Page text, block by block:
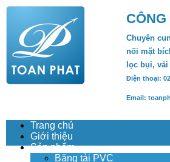
Chuyên
nối mặt
lọc bụi,
Điện thoại:
Email:
Trang chủ
Giới thiệu
Sản phẩm
Băng tải PVC